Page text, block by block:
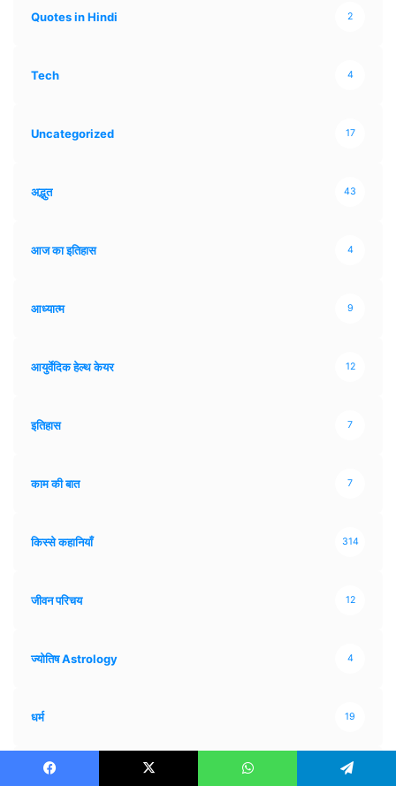
Quotes in Hindi 2
Tech 4
Uncategorized 17
अद्भुत 43
आज का इतिहास 4
आध्यात्म 9
आयुर्वेदिक हेल्थ केयर 12
इतिहास 7
काम की बात 7
किस्से कहानियाँ 314
जीवन परिचय 12
ज्योतिष Astrology 4
धर्म 19
फैक्ट्स 44